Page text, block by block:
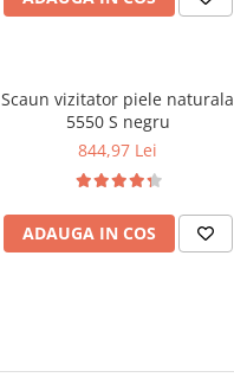
Scaun vizitator piele naturala
5550 S negru
844,97 Lei
ADAUGA IN COS